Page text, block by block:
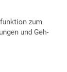
zum
und Geh-